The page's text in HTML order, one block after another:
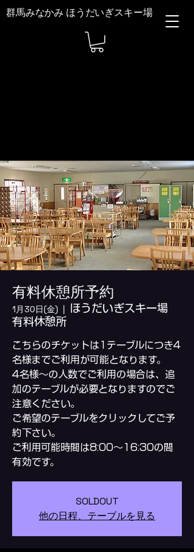
群馬みなかみ ほうだいぎスキー場
有料休憩所予約
1月30日(金)
  |
ほうだいぎスキー場
有料休憩所
こちらのチケットは1テーブルにつき4
名様までご利用が可能となります。
4名様～の人数でご利用の場合は、追
加のテーブルが必要となりますのでご
注意ください。
ご希望のテーブルをクリックしてご予
約下さい。
ご利用可能時間は8:00～16:30の間
SOLDOUT
他の日程、テーブルを見る